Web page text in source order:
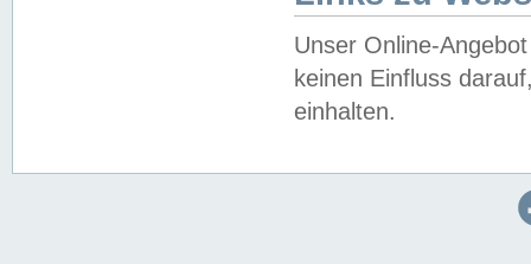
Unser Online-
keinen Einfluss
einhalten.